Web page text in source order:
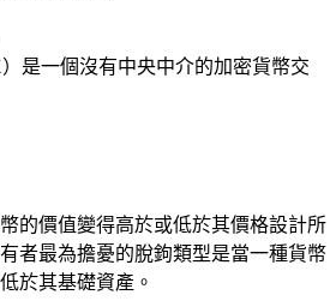
是一個沒有中央中介的加密貨幣交
的價值變得高於或低於其價格設計所
者最為擔憂的脫鉤類型是當一種貨幣
於其基礎資產。